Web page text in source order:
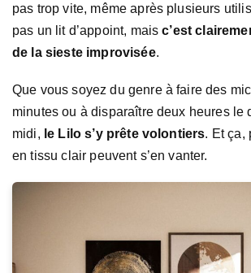
pas trop vite, même après plusieurs
pas un lit d’appoint, maisc’est
de la sieste improvisée.
Que vous soyez du genre à faire des
minutes ou à disparaître deux heures le
midi, le Lilo s’y prête volontiers. Et ça,
en tissu clair peuvent s’en vanter.